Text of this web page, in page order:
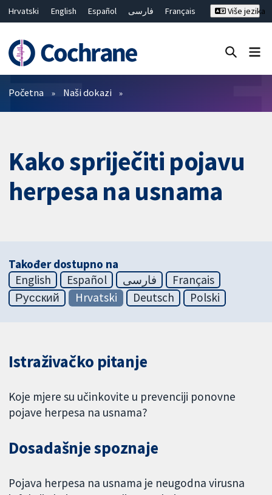
Hrvatski English Español فارسی
Français
繁體中文
简体中文
Više jezika
Prečistači
Početna Naši dokazi
Kako spriječiti pojavu
herpesa na usnama
Također dostupno na
English
Español فارسی
Français
Русский
Hrvatski Deutsch Polski
Istraživačko pitanje
Koje mjere su učinkovite u prevenciji ponovne
pojave herpesa na usnama?
Dosadašnje spoznaje
Pojava herpesa na usnama je neugodna virusna